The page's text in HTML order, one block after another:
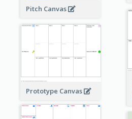
Pitch Canvas
Prototype Canvas